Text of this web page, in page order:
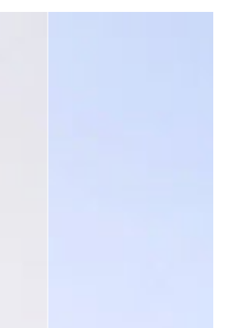
καλύπτουν ολόκληρο το πρόσωπο και